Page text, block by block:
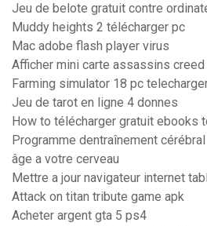
Jeu de belote gratuit contre
Muddy heights 2 télécharger pc
Mac adobe flash player virus
Afficher mini carte assassins creed
Farming simulator 18 pc
Jeu de tarot en ligne 4 donnes
How to télécharger gratuit ebooks
Programme dentraînement
âge a votre cerveau
Mettre a jour navigateur internet
Attack on titan tribute game apk
Acheter argent gta 5 ps4